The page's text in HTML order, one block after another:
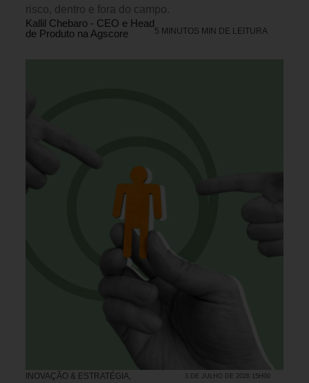
risco, dentro e fora do campo.
Kallil Chebaro - CEO e Head
de Produto na Agscore
5 MINUTOS MIN DE LEITURA
INOVAÇÃO & ESTRATÉGIA,
3 DE JULHO DE 2026 15H00